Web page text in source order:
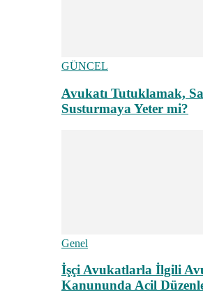
GÜNCEL
Avukatı Tutuklamak,
Susturmaya Yeter mi?
Genel
İşçi Avukatlarla İlgili
Kanununda Acil